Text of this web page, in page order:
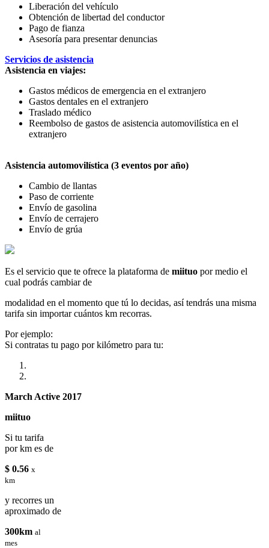
Liberación del vehículo
Obtención de libertad del conductor
Pago de fianza
Asesoría para presentar denuncias
Servicios de asistencia
Asistencia en viajes:
Gastos médicos de emergencia en el extranjero
Gastos dentales en el extranjero
Traslado médico
Reembolso de gastos de asistencia automovilística en el
extranjero
Asistencia automovilística (3 eventos por año)
Cambio de llantas
Paso de corriente
Envío de gasolina
Envío de cerrajero
Envío de grúa
Es el servicio que te ofrece la plataforma de miituo por medio el
cual podrás cambiar de
modalidad en el momento que tú lo decidas, así tendrás una misma
tarifa sin importar cuántos km recorras.
Por ejemplo:
Si contratas tu pago por kilómetro para tu:
March Active 2017
miituo
Si tu tarifa
por km es de
$ 0.56 x
km
y recorres un
aproximado de
300km al
mes